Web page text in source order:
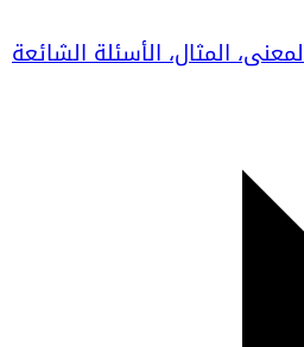
المثال، الأسئلة الشائعة